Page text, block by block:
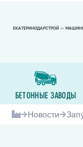
ЕКАТЕРИНОДАРСТРОЙ —
БЕТОННЫЕ ЗАВОДЫ
Новости